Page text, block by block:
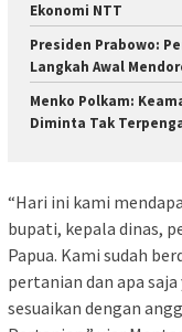
Ekonomi NTT
Presiden Prabowo:
Langkah Awal
Menko Polkam:
Diminta Tak
“Hari ini kami
bupati, kepala dinas,
Papua. Kami sudah
pertanian dan apa
sesuaikan dengan